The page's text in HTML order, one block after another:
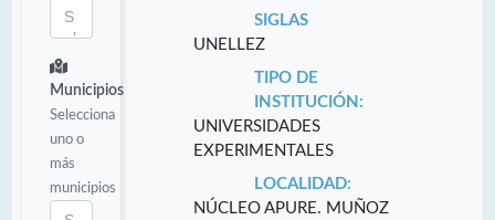
Municipios
Selecciona
uno o
más
municipios
SIGLAS
UNELLEZ
TIPO DE
INSTITUCIÓN:
UNIVERSIDADES
EXPERIMENTALES
LOCALIDAD:
NÚCLEO APURE. MUÑOZ